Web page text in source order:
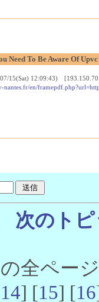
Need To Be Aware Of
15(Sat) 12:09:43)
nantes.fr/en/
次のト
全ペー
14] [15] [16